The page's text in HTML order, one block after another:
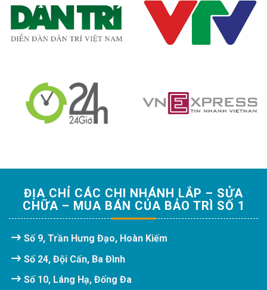
ĐỊA CHỈ CÁC CHI NHÁNH LẮP – SỬA
CHỮA – MUA BÁN CỦA BẢO TRÌ SỐ 1
Số 9, Trần Hưng Đạo, Hoàn Kiếm
Số 24, Đội Cấn, Ba Đình
Số 10, Láng Hạ, Đống Đa